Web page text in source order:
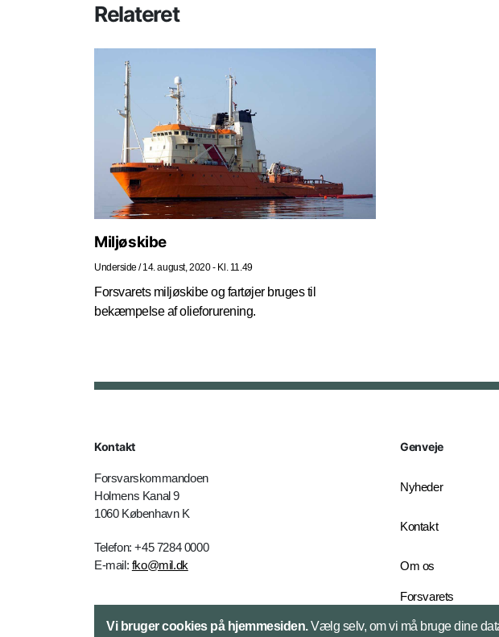
Relateret
Miljøskibe
Underside / 14. august, 2020 - Kl. 11.49
Forsvarets miljøskibe og fartøjer bruges til
bekæmpelse af olieforurening.
Kontakt
Forsvarskommandoen
Holmens Kanal 9
1060 København K
Telefon: +45 7284 0000
E-mail: fko@mil.dk
Kontakt
Genveje
Nyheder
Kontakt
Om os
Forsvarets
Vi bruger cookies på hjemmesiden.Vælg selv, om vi må bruge dine